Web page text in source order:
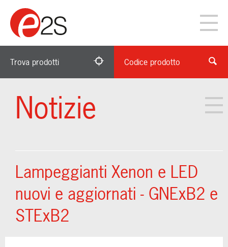
Trova prodotti Codice prodotto
Notizie
Lampeggianti Xenon e LED
nuovi e aggiornati - GNExB2 e
STExB2